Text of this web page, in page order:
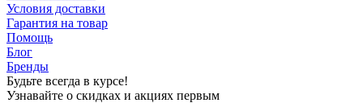
Условия доставки
Гарантия на товар
Помощь
Блог
Бренды
Будьте всегда в курсе!
Узнавайте о скидках и акциях первым